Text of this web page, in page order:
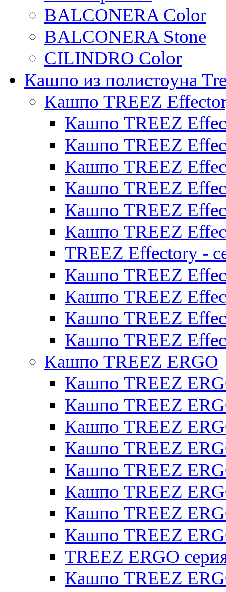
BALCONERA Color
BALCONERA Stone
CILINDRO Color
Кашпо из полистоуна
Кашпо TREEZ
Кашпо TREEZ
Кашпо TREEZ
Кашпо TREEZ
Кашпо TREEZ
Кашпо TREEZ
Кашпо TREEZ
TREEZ Effectory -
Кашпо TREEZ
Кашпо TREEZ
Кашпо TREEZ
Кашпо TREEZ
Кашпо TREEZ ERGO
Кашпо TREEZ
Кашпо TREEZ
Кашпо TREEZ
Кашпо TREEZ
Кашпо TREEZ
Кашпо TREEZ
Кашпо TREEZ
Кашпо TREEZ
TREEZ ERGO
Кашпо TREEZ